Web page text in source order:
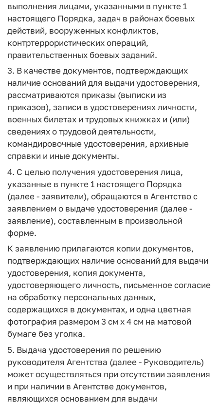
выполнения лицами, указанными в пункте 1
настоящего Порядка, задач в районах боевых
действий, вооруженных конфликтов,
контртеррористических операций,
правительственных боевых заданий.
3. В качестве документов, подтверждающих
наличие оснований для выдачи удостоверения,
рассматриваются приказы (выписки из
приказов), записи в удостоверениях личности,
военных билетах и трудовых книжках и (или)
сведениях о трудовой деятельности,
командировочные удостоверения, архивные
справки и иные документы.
4. С целью получения удостоверения лица,
указанные в пункте 1 настоящего Порядка
(далее - заявители), обращаются в Агентство с
заявлением о выдаче удостоверения (далее -
заявление), составленным в произвольной
форме.
К заявлению прилагаются копии документов,
подтверждающих наличие оснований для выдачи
удостоверения, копия документа,
удостоверяющего личность, письменное согласие
на обработку персональных данных,
содержащихся в документах, и одна цветная
фотография размером 3 см х 4 см на матовой
бумаге без уголка.
5. Выдача удостоверения по решению
руководителя Агентства (далее - Руководитель)
может осуществляться при отсутствии заявления
и при наличии в Агентстве документов,
являющихся основанием для выдачи